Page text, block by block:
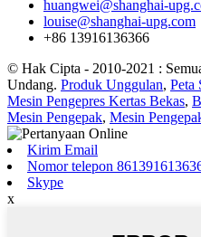
huangwei@shanghai-
louise@shanghai-upg.com
+86 13916136366
© Hak Cipta - 2010-2021 :
Undang. Produk Unggulan, Peta
Mesin Pengepres Kertas Bekas,
Mesin Pengepak, Mesin
Kirim Email
Nomor telepon
Skype
x